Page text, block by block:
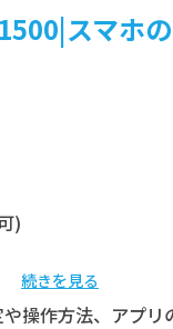
スマホ
)
続きを見る
操作方法、アプ